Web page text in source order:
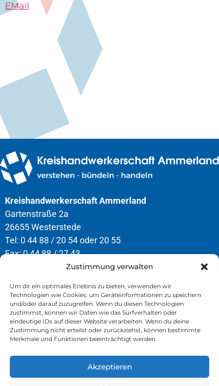
Zustimmung verwalten
Um dir ein optimales Erlebnis zu bieten, verwenden wir
Technologien wie Cookies, um Geräteinformationen zu speichern
und/oder darauf zuzugreifen. Wenn du diesen Technologien
zustimmst, können wir Daten wie das Surfverhalten oder
eindeutige IDs auf dieser Website verarbeiten. Wenn du deine
Zustimmung nicht erteilst oder zurückziehst, können bestimmte
Merkmale und Funktionen beeinträchtigt werden.
Akzeptieren
EMail
Kreishandwerkerschaft Ammerland
Gartenstraße 2a
26655 Westerstede
Tel: 0 44 88 / 20 54 oder 20 55
Fax: 0 44 88 / 27 43
Öffnungszeiten
Montag – Donnerstag
8.00 – 12.30 Uhr & 13.00 – 16.30 Uhr
Freitag
8.00 – 13.00 Uhr
» Kontakt